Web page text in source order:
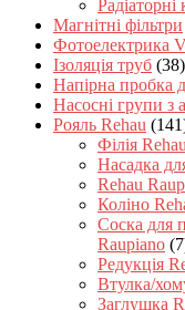
Радіаторні
Магнітні фільтри
Фотоелектрика
Ізоляція труб (38)
Напірна пробка
Насосні групи з
Рояль Rehau
Філія
Насадка
Rehau
Коліно
Соска для
Raupiano
Редукція
Втулка/
Заглушка